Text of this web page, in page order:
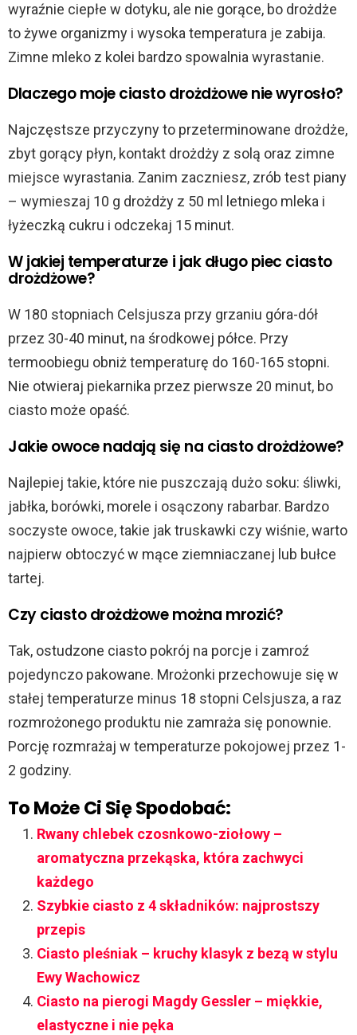
wyraźnie ciepłe w dotyku, ale nie gorące, bo drożdże
to żywe organizmy i wysoka temperatura je zabija.
Zimne mleko z kolei bardzo spowalnia wyrastanie.
Dlaczego moje ciasto drożdżowe nie wyrosło?
Najczęstsze przyczyny to przeterminowane drożdże,
zbyt gorący płyn, kontakt drożdży z solą oraz zimne
miejsce wyrastania. Zanim zaczniesz, zrób test piany
– wymieszaj 10 g drożdży z 50 ml letniego mleka i
łyżeczką cukru i odczekaj 15 minut.
W jakiej temperaturze i jak długo piec ciasto
drożdżowe?
W 180 stopniach Celsjusza przy grzaniu góra-dół
przez 30-40 minut, na środkowej półce. Przy
termoobiegu obniż temperaturę do 160-165 stopni.
Nie otwieraj piekarnika przez pierwsze 20 minut, bo
ciasto może opaść.
Jakie owoce nadają się na ciasto drożdżowe?
Najlepiej takie, które nie puszczają dużo soku: śliwki,
jabłka, borówki, morele i osączony rabarbar. Bardzo
soczyste owoce, takie jak truskawki czy wiśnie, warto
najpierw obtoczyć w mące ziemniaczanej lub bułce
tartej.
Czy ciasto drożdżowe można mrozić?
Tak, ostudzone ciasto pokrój na porcje i zamroź
pojedynczo pakowane. Mrożonki przechowuje się w
stałej temperaturze minus 18 stopni Celsjusza, a raz
rozmrożonego produktu nie zamraża się ponownie.
Porcję rozmrażaj w temperaturze pokojowej przez 1-
2 godziny.
To Może Ci Się Spodobać:
Rwany chlebek czosnkowo-ziołowy –
aromatyczna przekąska, która zachwyci
każdego
Szybkie ciasto z 4 składników: najprostszy
przepis
Ciasto pleśniak – kruchy klasyk z bezą w stylu
Ewy Wachowicz
Ciasto na pierogi Magdy Gessler – miękkie,
elastyczne i nie pęka